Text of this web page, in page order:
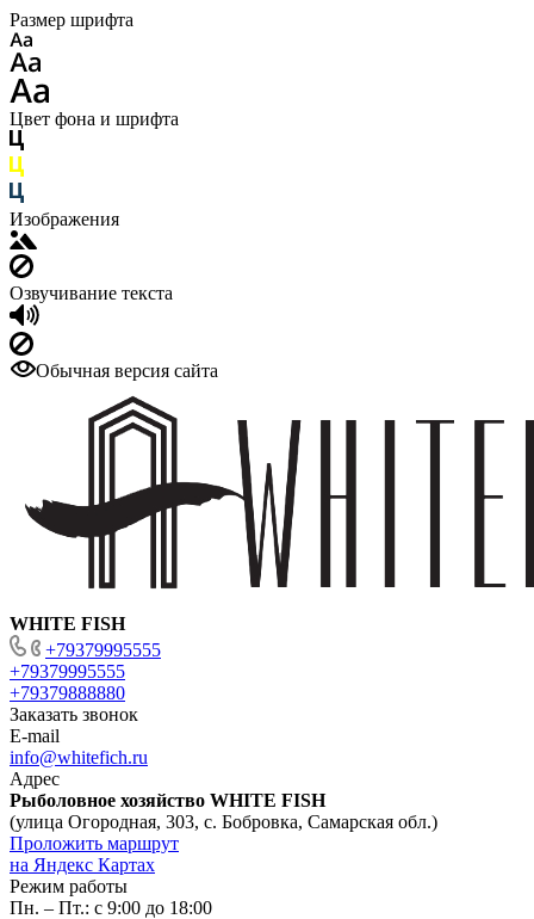
Размер шрифта
Цвет фона и шрифта
Изображения
Озвучивание текста
Обычная версия сайта
WHITE FISH
+79379995555
+79379995555
+79379888880
Заказать звонок
E-mail
info@whitefich.ru
Адрес
Рыболовное хозяйство WHITE FISH
(улица Огородная, 303, с. Бобровка, Самарская обл.)
Проложить маршрут
на Яндекс Картах
Режим работы
Пн. – Пт.: с 9:00 до 18:00